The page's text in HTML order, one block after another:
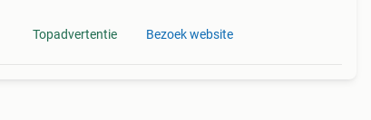
Topadvertentie Bezoek website